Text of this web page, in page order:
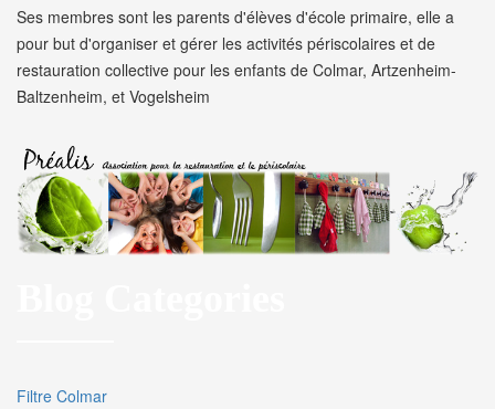
Ses membres sont les parents d'élèves d'école primaire, elle a
pour but d'organiser et gérer les activités périscolaires et de
restauration collective pour les enfants de Colmar, Artzenheim-
Baltzenheim, et Vogelsheim
Filtre Colmar